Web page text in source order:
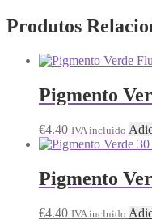
Produtos
Pigmento
€4.40 IVA incluido
Pigmento
€4.40 IVA incluido